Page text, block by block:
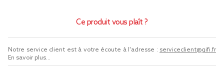
Ce produit vous plaît ?
Notre service client est à votre écoute à l'adresse : serviceclient@gifi.fr
En savoir plus...